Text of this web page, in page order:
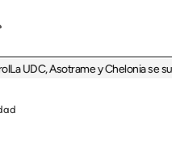
La UDC, Asotrame y Chelonia se